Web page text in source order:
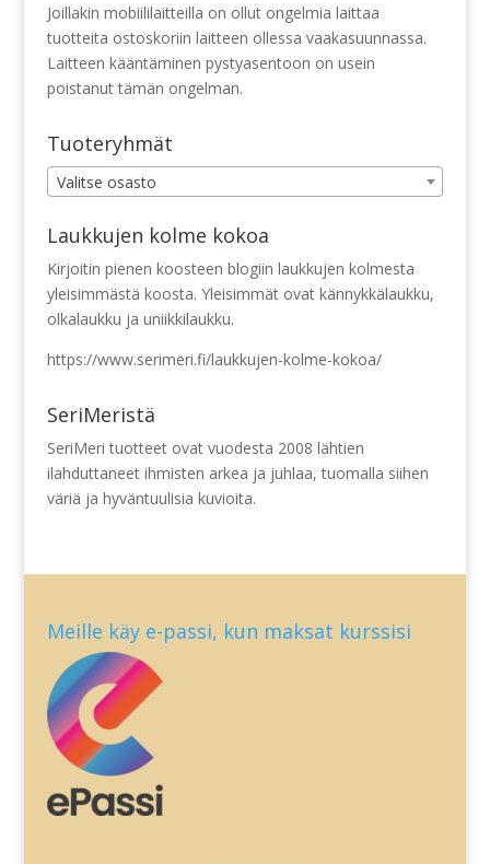
Joillakin mobiililaitteilla on ollut ongelmia laittaa
tuotteita ostoskoriin laitteen ollessa vaakasuunnassa.
Laitteen kääntäminen pystyasentoon on usein
poistanut tämän ongelman.
Tuoteryhmät
Valitse osasto
Laukkujen kolme kokoa
Kirjoitin pienen koosteen blogiin laukkujen kolmesta
yleisimmästä koosta. Yleisimmät ovat kännykkälaukku,
olkalaukku ja uniikkilaukku.
https://www.serimeri.fi/laukkujen-kolme-kokoa/
SeriMeristä
SeriMeri tuotteet ovat vuodesta 2008 lähtien
ilahduttaneet ihmisten arkea ja juhlaa, tuomalla siihen
väriä ja hyväntuulisia kuvioita.
Meille käy e-passi, kun maksat kurssisi